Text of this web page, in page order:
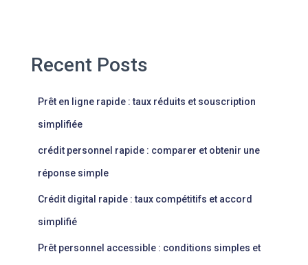
Recent Posts
Prêt en ligne rapide : taux réduits et souscription
simplifiée
crédit personnel rapide : comparer et obtenir une
réponse simple
Crédit digital rapide : taux compétitifs et accord
simplifié
Prêt personnel accessible : conditions simples et